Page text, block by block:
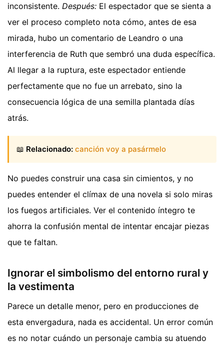
inconsistente. Después: El espectador que se sienta a
ver el proceso completo nota cómo, antes de esa
mirada, hubo un comentario de Leandro o una
interferencia de Ruth que sembró una duda específica.
Al llegar a la ruptura, este espectador entiende
perfectamente que no fue un arrebato, sino la
consecuencia lógica de una semilla plantada días
atrás.
📖 Relacionado: canción voy a pasármelo
No puedes construir una casa sin cimientos, y no
puedes entender el clímax de una novela si solo miras
los fuegos artificiales. Ver el contenido íntegro te
ahorra la confusión mental de intentar encajar piezas
que te faltan.
Ignorar el simbolismo del entorno rural y
la vestimenta
Parece un detalle menor, pero en producciones de
esta envergadura, nada es accidental. Un error común
es no notar cuándo un personaje cambia su atuendo